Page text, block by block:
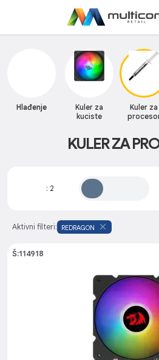
Hlađenje
Kuler za
kuciste
Kuler za
KULER ZA
: 2
Aktivni filteri: REDRAGON
Š:114918